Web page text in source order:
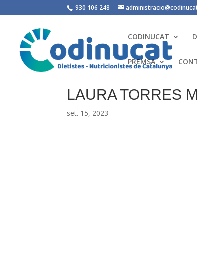
930 106 248
CODINUCAT
PREMSA
LAURA TORRES
set. 15, 2023